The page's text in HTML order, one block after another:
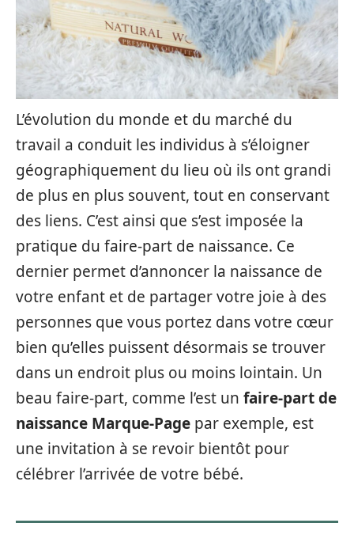
L’évolution du monde et du marché du
travail a conduit les individus à s’éloigner
géographiquement du lieu où ils ont grandi
de plus en plus souvent, tout en conservant
des liens. C’est ainsi que s’est imposée la
pratique du faire-part de naissance. Ce
dernier permet d’annoncer la naissance de
votre enfant et de partager votre joie à des
personnes que vous portez dans votre cœur
bien qu’elles puissent désormais se trouver
dans un endroit plus ou moins lointain. Un
beau faire-part, comme l’est un faire-part de
naissance Marque-Page par exemple, est
une invitation à se revoir bientôt pour
célébrer l’arrivée de votre bébé.